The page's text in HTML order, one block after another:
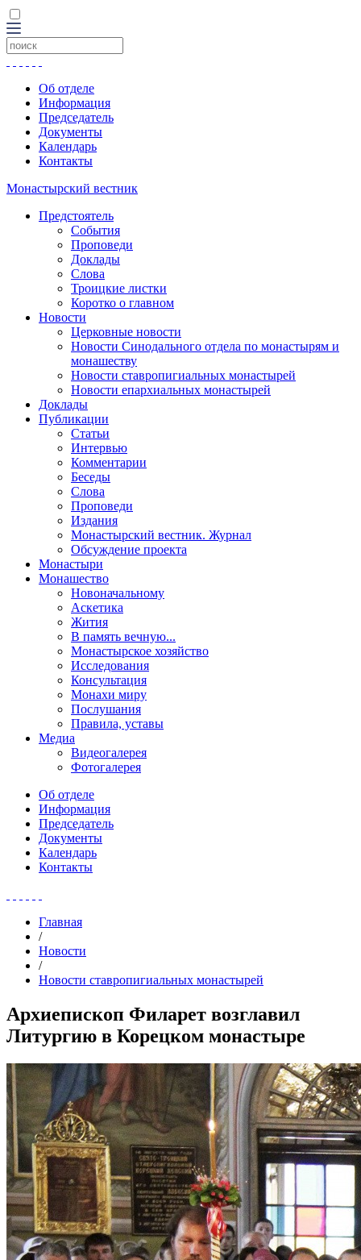
Об отделе
Информация
Председатель
Документы
Календарь
Контакты
Монастырский вестник
Предстоятель
События
Проповеди
Доклады
Слова
Троицкие листки
Коротко о главном
Новости
Церковные новости
Новости Синодального отдела по монастырям и
монашеству
Новости ставропигиальных монастырей
Новости епархиальных монастырей
Доклады
Публикации
Статьи
Интервью
Комментарии
Беседы
Слова
Проповеди
Издания
Монастырский вестник. Журнал
Обсуждение проекта
Монастыри
Монашество
Новоначальному
Аскетика
Жития
В память вечную...
Монастырское хозяйство
Исследования
Консультация
Монахи миру
Послушания
Правила, уставы
Медиа
Видеогалерея
Фотогалерея
Об отделе
Информация
Председатель
Документы
Календарь
Контакты
Главная
/
Новости
/
Новости ставропигиальных монастырей
Архиепископ Филарет возглавил
Литургию в Корецком монастыре